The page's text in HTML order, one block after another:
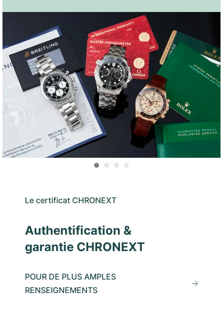
Le certificat CHRONEXT
Authentification &
garantie CHRONEXT
POUR DE PLUS AMPLES
RENSEIGNEMENTS